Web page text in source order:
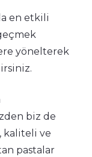
en etkili
yönelterek
biz de
kaliteli ve
pastalar